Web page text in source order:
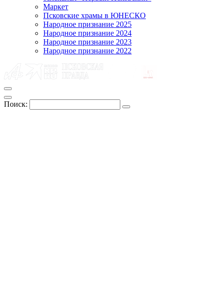
Маркет
Псковские храмы в ЮНЕСКО
Народное признание 2025
Народное признание 2024
Народное признание 2023
Народное признание 2022
Поиск: